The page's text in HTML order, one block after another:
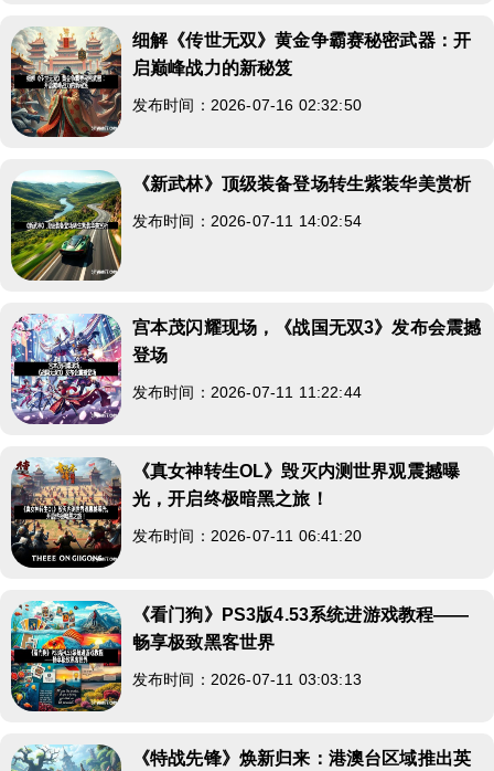
细解《传世无双》黄金争霸赛秘密武器：开
启巅峰战力的新秘笈
发布时间：2026-07-16 02:32:50
《新武林》顶级装备登场转生紫装华美赏析
发布时间：2026-07-11 14:02:54
宫本茂闪耀现场，《战国无双3》发布会震撼
登场
发布时间：2026-07-11 11:22:44
《真女神转生OL》毁灭内测世界观震撼曝
光，开启终极暗黑之旅！
发布时间：2026-07-11 06:41:20
《看门狗》PS3版4.53系统进游戏教程——
畅享极致黑客世界
发布时间：2026-07-11 03:03:13
《特战先锋》焕新归来：港澳台区域推出英